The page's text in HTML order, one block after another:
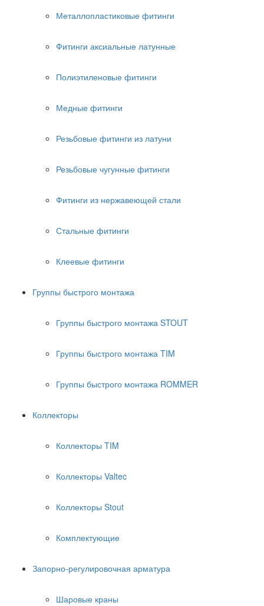
Металлопластиковые фитинги
Фитинги аксиальные латунные
Полиэтиленовые фитинги
Медные фитинги
Резьбовые фитинги из латуни
Резьбовые чугунные фитинги
Фитинги из нержавеющей стали
Стальные фитинги
Клеевые фитинги
Группы быстрого монтажа
Группы быстрого монтажа STOUT
Группы быстрого монтажа TIM
Группы быстрого монтажа ROMMER
Коллекторы
Коллекторы TIM
Коллекторы Valtec
Коллекторы Stout
Комплектующие
Запорно-регулировочная арматура
Шаровые краны